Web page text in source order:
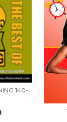
140-